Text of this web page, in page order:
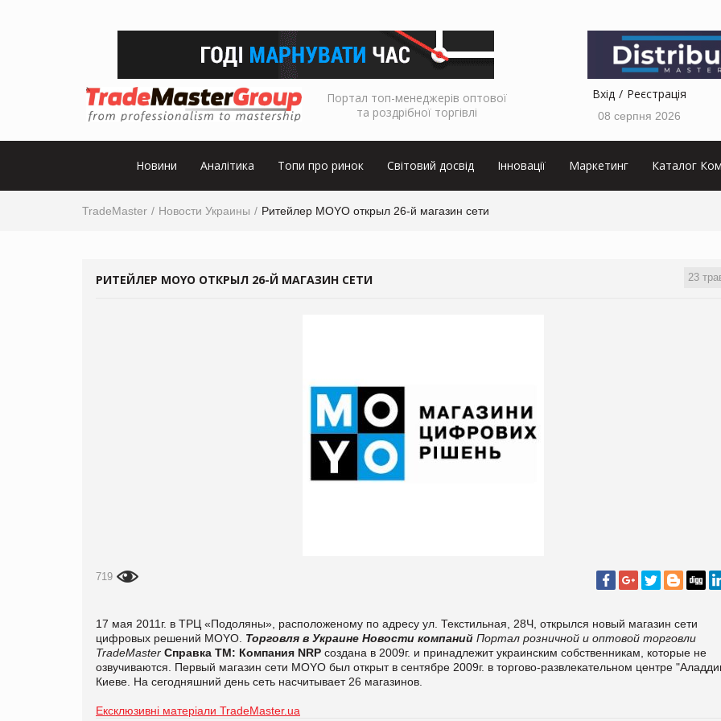
Портал топ-менеджерів оптової
та роздрібної торгівлі
Вхід Реєстрація
08 серпня 2026
Новини Аналітика Топи про ринок Світовий досвід Інновації Маркетинг Каталог
TradeMaster Новости Украины Ритейлер MOYO открыл 26-й магазин сети
23
РИТЕЙЛЕР MOYO ОТКРЫЛ 26-Й МАГАЗИН СЕТИ
719
17 мая 2011г. в ТРЦ «Подоляны», расположеному по адресу ул. Текстильная, 28Ч, открылся новый магазин сети
цифровых решений MOYO. Торговля в Украине Новости компаний Портал розничной и оптовой торговли
TradeMaster Справка ТМ: Компания NRP создана в 2009г. и принадлежит украинским собственникам, которые не
озвучиваются. Первый магазин сети MOYO был открыт в сентябре 2009г. в торгово-развлекательном центре
Киеве. На сегодняшний день сеть насчитывает 26 магазинов.
Ексклюзивні матеріали TradeMaster.ua